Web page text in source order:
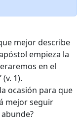
mejor describe
empieza la
en el
1).
ocasión para que
mejor seguir